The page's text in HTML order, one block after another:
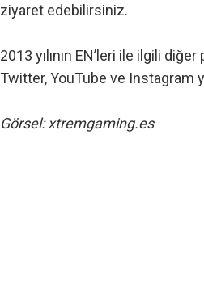
ziyaret edebilirsiniz.
2013 yılının EN’leri ile ilgili
Twitter,YouTube ve Instagram
Görsel: xtremgaming.es